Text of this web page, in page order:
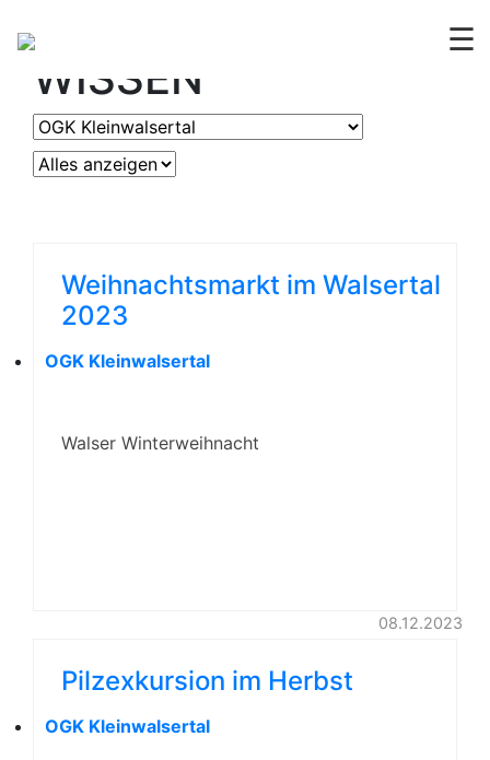
☰
OGV
WISSEN
Weihnachtsmarkt im Walsertal
2023
OGK Kleinwalsertal
Walser Winterweihnacht
08.12.2023
Pilzexkursion im Herbst
OGK Kleinwalsertal